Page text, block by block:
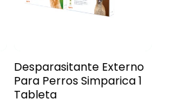
Desparasitante Externo
Para Perros Simparica 1
Tableta